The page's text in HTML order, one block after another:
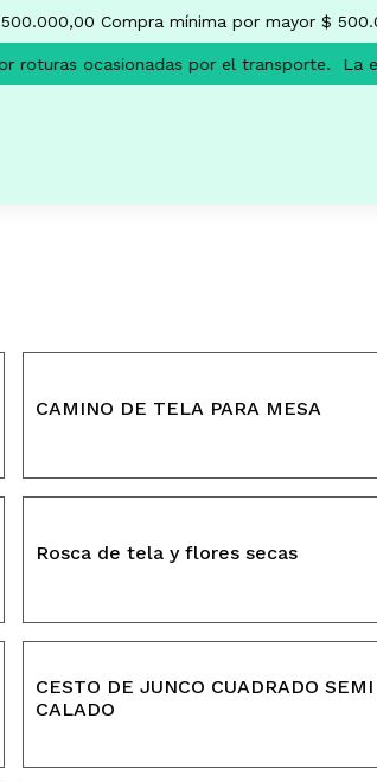
Compra mínima por mayor $
roturas ocasionadas por el transporte. La
CAMINO DE TELA PARA MESA
Rosca de tela y flores secas
CESTO DE JUNCO CUADRADO SEMI
CALADO